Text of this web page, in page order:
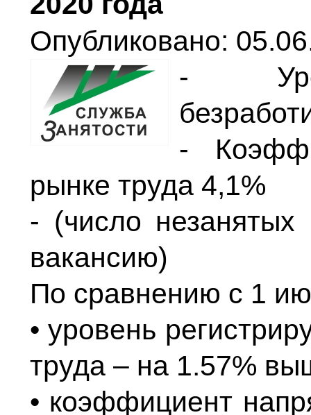
Опубликовано:
-
-
рынке труда 4,1%
- (число
вакансию)
По сравнению с 1
• уровень
труда – на 1.57%
• коэффициент